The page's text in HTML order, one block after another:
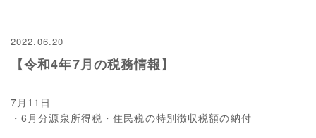
2022.06.20
【令和4年7月の税務情報】
7月11日
・6月分源泉所得税・住民税の特別徴収税額の納付